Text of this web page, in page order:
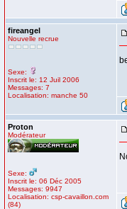
fireangel
Nouvelle recrue
Sexe:
Inscrit le: 12 Juil 2006
Messages: 7
Localisation: manche 50
Proton
Modérateur
Sexe:
Inscrit le: 06 Déc 2005
Messages: 9947
Localisation: csp-cavaillon.com
(84)